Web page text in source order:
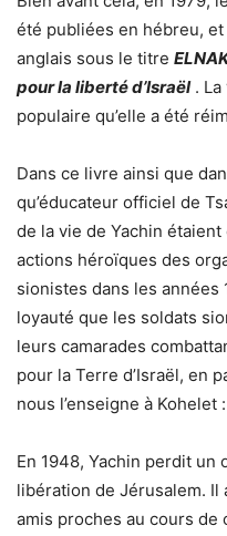
été publiées en hébreu,
anglais sous le titre
pour la liberté d’Israël. La
populaire qu’elle a été
Dans ce livre ainsi que
qu’éducateur officiel de
de la vie de Yachin
actions héroïques des
sionistes dans les
loyauté que les soldats
leurs camarades
pour la Terre d’Israël, en
nous l’enseigne à Kohelet :
En 1948, Yachin perdit
libération de Jérusalem.
amis proches au cours de